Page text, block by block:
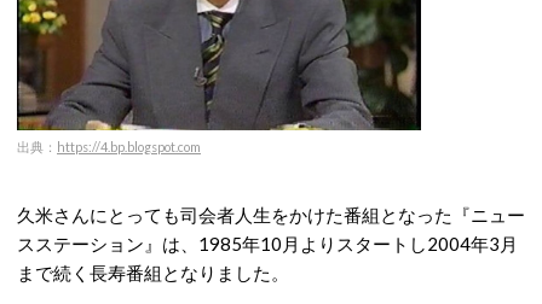
出典： https://4.bp.blogspot.com
久米さんにとっても司会者人生をかけた番組となった『ニュー
スステーション』は、1985年10月よりスタートし2004年3月
まで続く長寿番組となりました。